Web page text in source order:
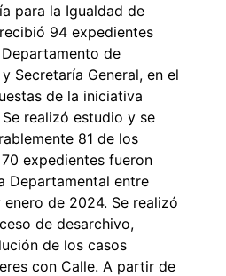
para la Igualdad de
94 expedientes
de
Secretaría General, en el
de la iniciativa
realizó estudio y se
81 de los
expedientes fueron
Departamental entre
de 2024. Se realizó
de desarchivo,
de los casos
con Calle. A partir de